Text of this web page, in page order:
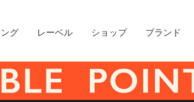
グ レーベル ショップ ブランド